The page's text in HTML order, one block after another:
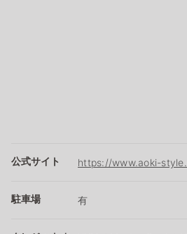
公式サイト https://www.aoki-
駐車場 有